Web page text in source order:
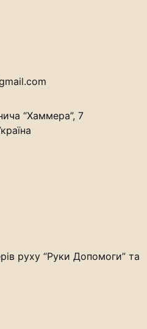
“Хаммера”, 7
руху “Руки Допомоги” та